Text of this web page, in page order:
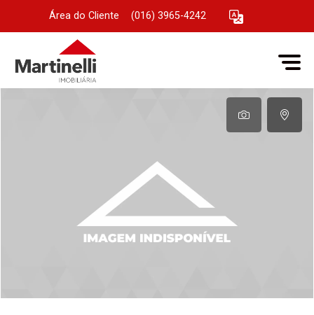
Área do Cliente (016) 3965-4242